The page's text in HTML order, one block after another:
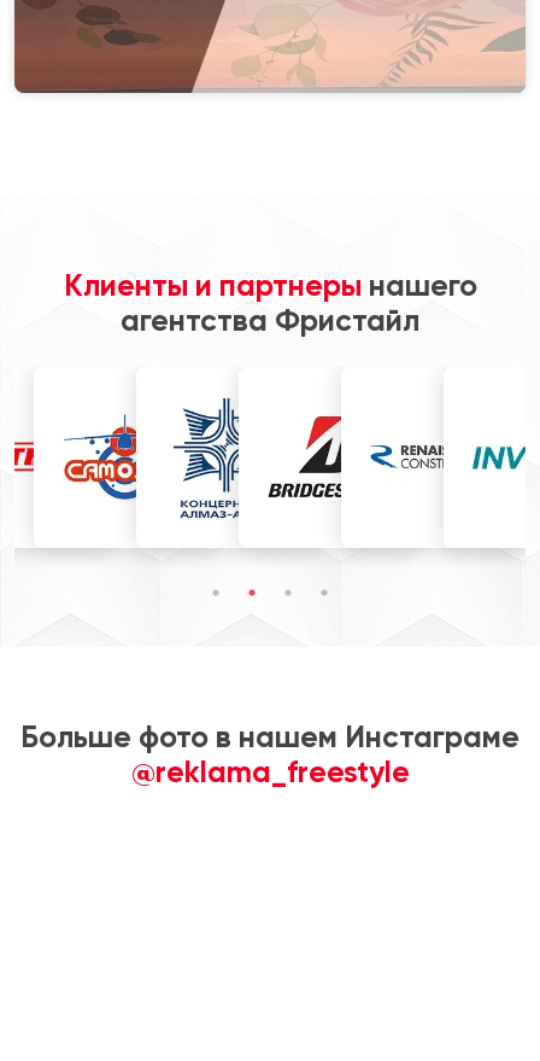
Клиенты и партнеры нашего
агентства Фристайл
Больше фото в нашем Инстаграме
@reklama_freestyle